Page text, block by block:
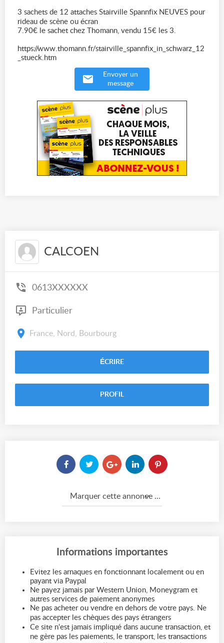
3 sachets de 12 attaches Stairville Spannfix NEUVES pour
rideau de scène ou écran
7.90€ le sachet chez Thomann, vendu 15€ les 3.
https://www.thomann.fr/stairville_spannfix_in_schwarz_12
_stueck.htm
Envoyer un
message
CALCOEN
0613XXXXXX
Particulier
France, Nord, Bourbourg
ÉCRIRE
PROFIL
Marquer cette annonce comme...
Informations importantes
Evitez les arnaques en fonctionnant localement ou en
payant via Paypal
Ne payez jamais par Western Union, Moneygram et
autres services de paiement anonymes
Ne pas acheter ou vendre en dehors de votre pays. Ne
pas accepter les chèques des pays étrangers
Ce site n'est jamais impliqué dans aucune transaction, et
ne gère pas les paiements, le transport, les transactions